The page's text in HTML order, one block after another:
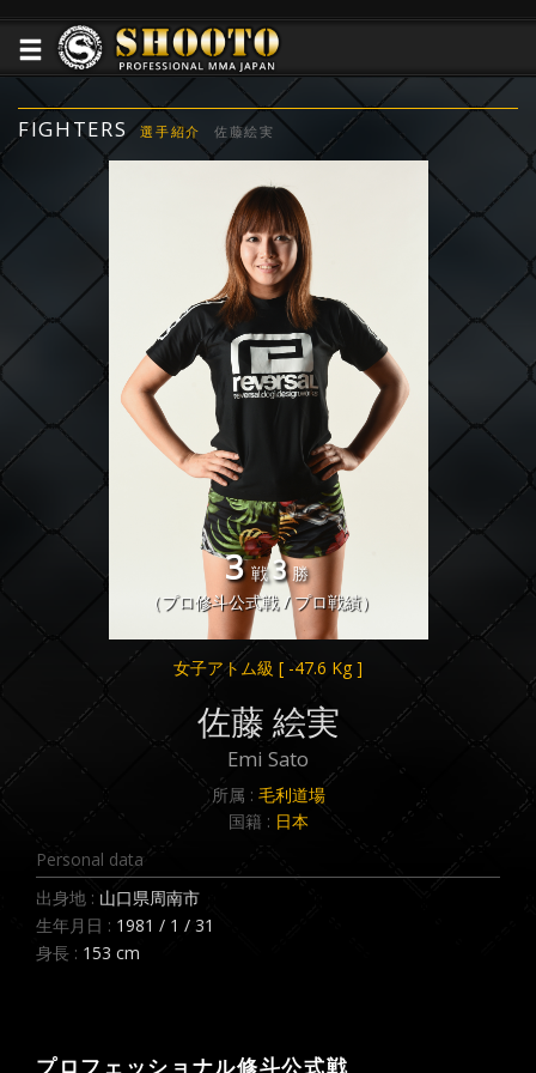
FIGHTERS 選手紹介 佐藤絵実
3 戦 3 勝
（プロ修斗公式戦 / プロ戦績）
女子アトム級 [ -47.6 Kg ]
佐藤 絵実
Emi Sato
所属 : 毛利道場
国籍 : 日本
Personal data
出身地 : 山口県周南市
生年月日 : 1981 / 1 / 31
身長 : 153 cm
プロフェッショナル修斗公式戦